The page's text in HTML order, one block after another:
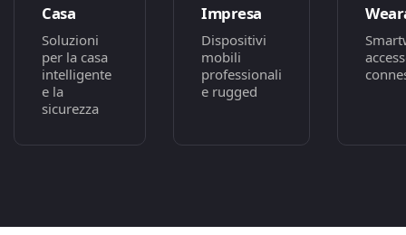
Casa
Soluzioni
per la casa
intelligente
e la
sicurezza
Impresa
Dispositivi
mobili
professionali
e rugged